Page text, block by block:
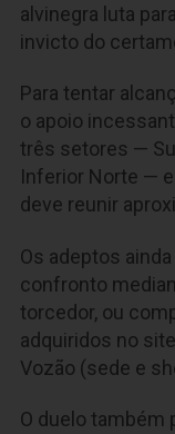
alvinegra luta
invicto do
Para tentar
o apoio
três setores —
Inferior Norte —
deve reunir
Os adeptos
confronto
torcedor, ou
adquiridos no
Vozão (sede e
O duelo também